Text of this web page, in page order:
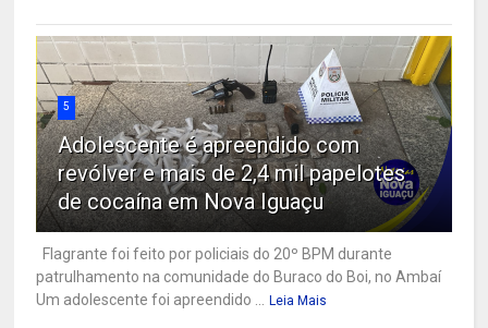
5
Adolescente é apreendido com
revólver e mais de 2,4 mil papelotes
de cocaína em Nova Iguaçu
Flagrante foi feito por policiais do 20º BPM durante
patrulhamento na comunidade do Buraco do Boi, no Ambaí
Um adolescente foi apreendido ...
Leia Mais